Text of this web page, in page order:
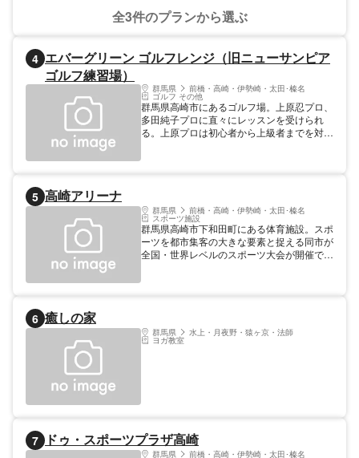
全3件のプランから選ぶ
4 エバーグリーン ゴルフレンジ（旧ニューサンピア
ゴルフ練習場）
群馬県 前橋・高崎・伊勢崎・太田･榛名
ゴルフ その他
群馬県高崎市にあるゴルフ場。上原忍プロ、
多田純子プロに直々にレッスンを受けられ
る。上原プロは初心者から上級者までを対象
り、個別の課題を一緒に解決してくれる。
5 高崎アリーナ
群馬県 前橋・高崎・伊勢崎・太田･榛名
スポーツ施設
群馬県高崎市下和田町にある体育施設。スポ
ーツを都市集客の大きな要素と捉える同市が
全国・世界レベルのスポーツ大会が開催でき
ティング場、グッズ販売や観客の滞留に使用
できるシビックプロムナードなどを備える。
6 癒しの家
群馬県 水上・月夜野・猿ヶ京・法師
ヨガ教室
7 ドゥ・スポーツプラザ高崎
群馬県 前橋・高崎・伊勢崎・太田･榛名